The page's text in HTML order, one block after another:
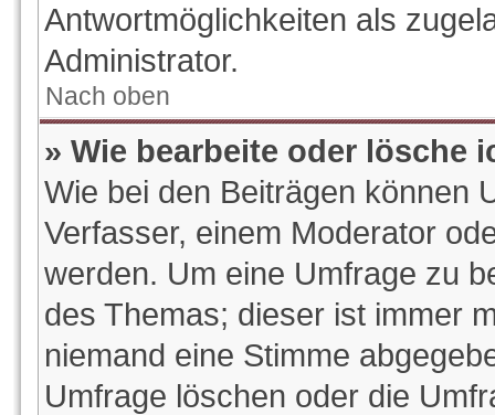
Antwortmöglichkeiten als
Administrator.
Nach oben
» Wie bearbeite oder lösche
Wie bei den Beiträgen können
Verfasser, einem Moderator
werden. Um eine Umfrage zu
des Themas; dieser ist immer
niemand eine Stimme
Umfrage löschen oder die